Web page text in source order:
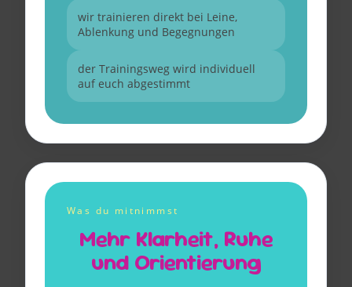
wir trainieren direkt bei Leine,
Ablenkung und Begegnungen
der Trainingsweg wird individuell
auf euch abgestimmt
Was du mitnimmst
Mehr Klarheit, Ruhe
und Orientierung